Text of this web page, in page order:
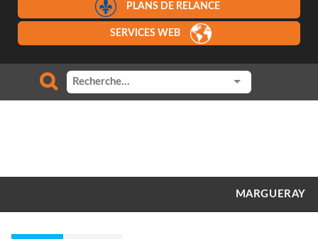
PLANS DE RELANCE
SERVICES WEB
MARGUERAY